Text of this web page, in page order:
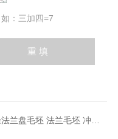
：三加四=7
毛坯 法兰毛坯 冲压件加工